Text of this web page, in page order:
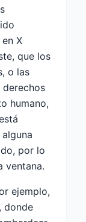
X
que los
o las
derechos
humano,
por lo
ventana.
ejemplo,
donde